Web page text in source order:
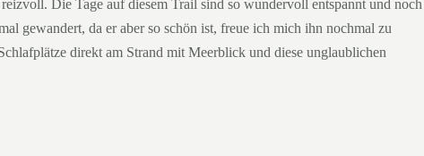
Die Tage auf diesem Trail sind so wundervoll entspannt und noch
gewandert, da er aber so schön ist, freue ich mich ihn nochmal zu
direkt am Strand mit Meerblick und diese unglaublichen